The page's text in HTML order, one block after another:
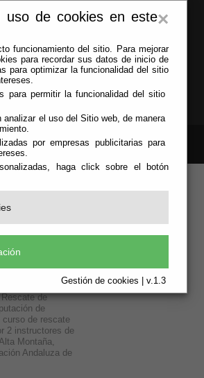
×
uso de cookies en este
funcionamiento del sitio. Para mejorar
para recordar sus datos de inicio de
para optimizar la funcionalidad del sitio
para permitir la funcionalidad del sitio
el uso del Sitio web, de manera
por empresas publicitarias para
haga click sobre el botón
Gestión de cookies | v.1.3
CONTACTAR
UN
que ya han
de
de
de
de rescate
2 instructores de
Montaña,
Andaluza de